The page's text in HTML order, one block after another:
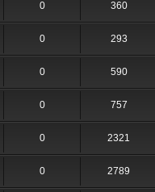
0 360
0 293
0 590
0 757
0 2321
0 2789